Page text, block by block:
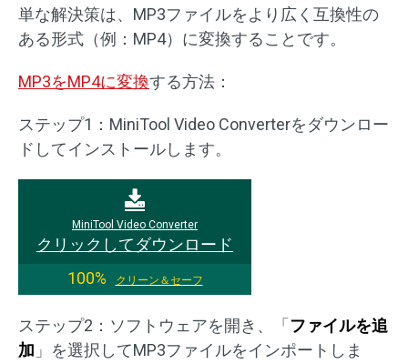
単な解決策は、MP3ファイルをより広く互換性の
ある形式（例：MP4）に変換することです。
MP3をMP4に変換する方法：
ステップ1：MiniTool Video Converterをダウンロー
ドしてインストールします。
MiniTool Video Converter
クリックしてダウンロード
100%
クリーン＆セーフ
ステップ2：ソフトウェアを開き、「 ファイルを追
加 」を選択してMP3ファイルをインポートしま